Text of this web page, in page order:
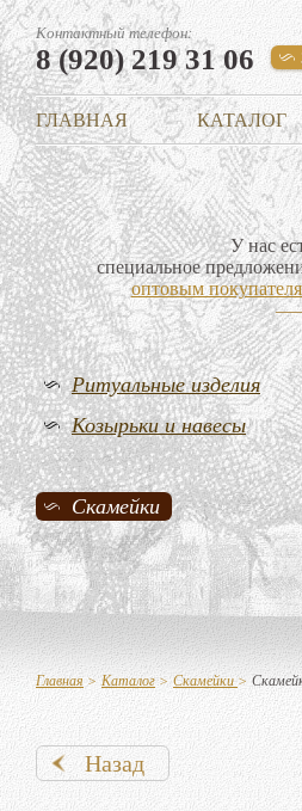
Контактный телефон:
8 (920) 219 31 06
ГЛАВНАЯ КАТАЛОГ
У нас
специальное
оптовым
Ритуальные изделия
Козырьки и навесы
Скамейки
Главная > Каталог> Скамейки>
Назад